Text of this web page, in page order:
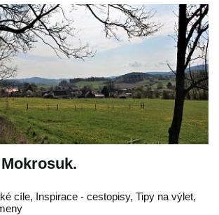
cíle, Inspirace - cestopisy, Tipy na výlet,